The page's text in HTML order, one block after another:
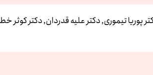
پوریا تیموری, دکتر علیه قدردان, دکتر